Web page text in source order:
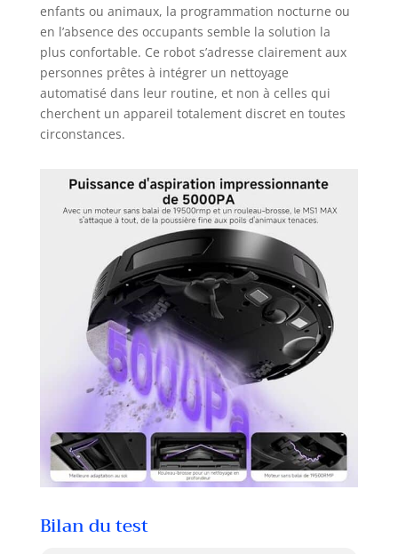
enfants ou animaux, la programmation nocturne ou
en l’absence des occupants semble la solution la
plus confortable. Ce robot s’adresse clairement aux
personnes prêtes à intégrer un nettoyage
automatisé dans leur routine, et non à celles qui
cherchent un appareil totalement discret en toutes
circonstances.
Bilan du test